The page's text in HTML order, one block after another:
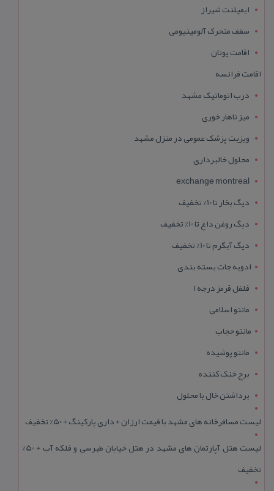
ایمپلنت شیراز
سقف متحرک آلومینیومی
اقامت یونان
اقامت فرانسه
درب اتوماتیک مشهد
میز ناهار خوری
ویزیت پزشک عمومی در منزل مشهد
محلول خالبرداری
exchange montreal
دیگ بخار تا 10% تخفیف
دیگ روغن داغ تا 10% تخفیف
دیگ آبگرم تا 10% تخفیف
ادویه جات بسته بندی
فلفل قرمز درجه 1
مانتو اسلامی
مانتو حجاب
مانتو پوشیده
برج خنک کننده
برداشتن خال با محلول
لیست مسافرخانه های مشهد با قیمت ارزان + داری پارکینگ + 50% تخفیف
لیست هتل آپارتمان های مشهد در هتل خیابان طبرسی و فلکه آب + 50%
تخفیف